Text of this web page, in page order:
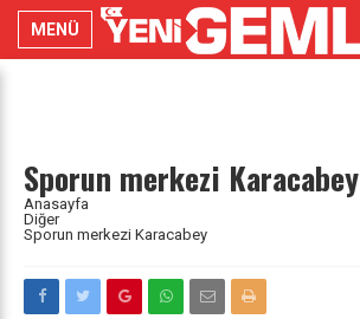
MENÜ
Sporun merkezi Karacabey
Anasayfa
Diğer
Sporun merkezi Karacabey